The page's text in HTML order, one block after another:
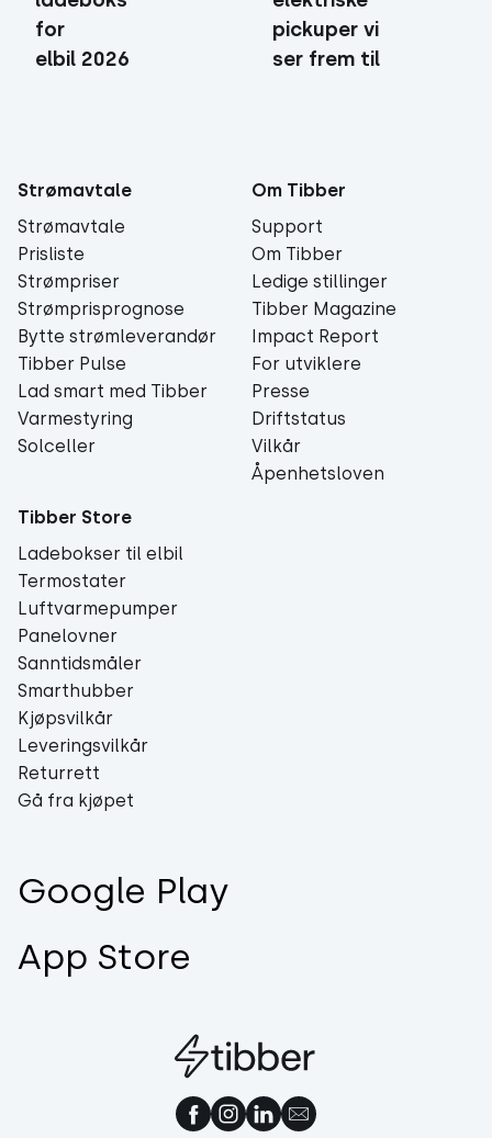
for
elbil 2026
pickuper vi
ser frem til
Strømavtale
Strømavtale
Prisliste
Strømpriser
Strømprisprognose
Bytte strømleverandør
Tibber Pulse
Lad smart med Tibber
Varmestyring
Solceller
Om Tibber
Support
Om Tibber
Ledige stillinger
Tibber Magazine
Impact Report
For utviklere
Presse
Driftstatus
Vilkår
Åpenhetsloven
Tibber Store
Ladebokser til elbil
Termostater
Luftvarmepumper
Panelovner
Sanntidsmåler
Smarthubber
Kjøpsvilkår
Leveringsvilkår
Returrett
Gå fra kjøpet
Google Play
App Store